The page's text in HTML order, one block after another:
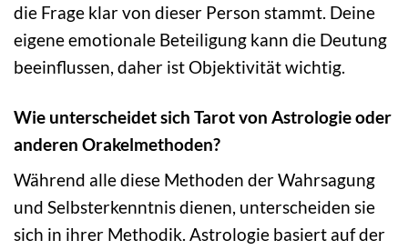
die Frage klar von dieser Person stammt. Deine
eigene emotionale Beteiligung kann die Deutung
beeinflussen, daher ist Objektivität wichtig.
Wie unterscheidet sich Tarot von Astrologie oder
anderen Orakelmethoden?
Während alle diese Methoden der Wahrsagung
und Selbsterkenntnis dienen, unterscheiden sie
sich in ihrer Methodik. Astrologie basiert auf der